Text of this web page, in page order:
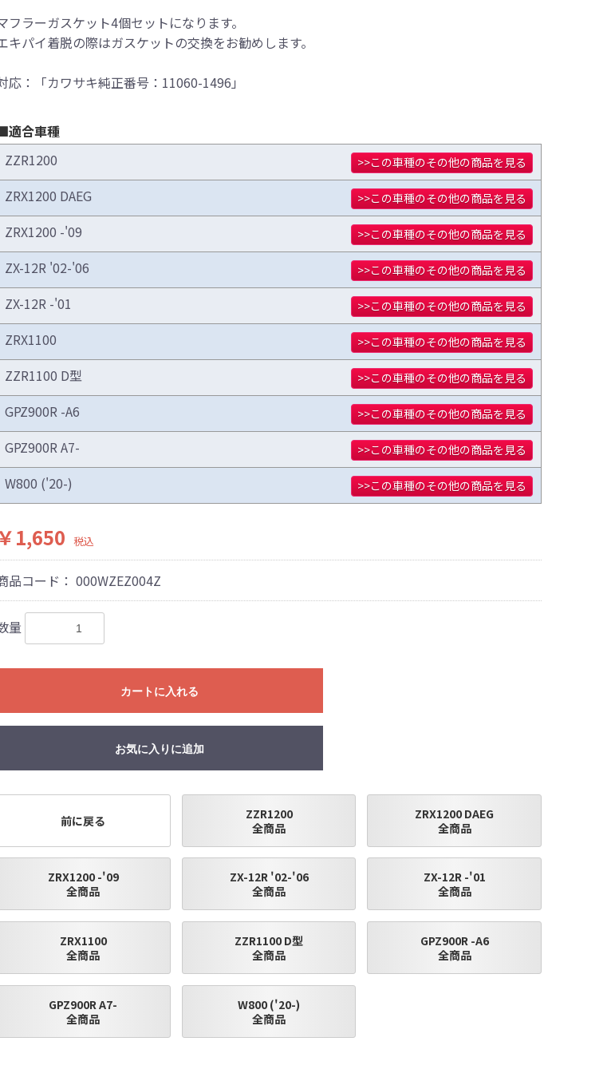
フラーガスケット4個セットになります。
キパイ着脱の際はガスケットの交換をお勧めします。
応：「カワサキ純正番号：11060-1496」
適合車種
ZZR1200
>>この車種のその他の商品を見る
ZRX1200 DAEG >>この車種のその他の商品を見る
ZRX1200 -'09 >>この車種のその他の商品を見る
ZX-12R '02-'06 >>この車種のその他の商品を見る
ZX-12R -'01 >>この車種のその他の商品を見る
ZRX1100 >>この車種のその他の商品を見る
ZZR1100 D型 >>この車種のその他の商品を見る
GPZ900R -A6 >>この車種のその他の商品を見る
GPZ900R A7- >>この車種のその他の商品を見る
W800 ('20-) >>この車種のその他の商品を見る
1,650 税込
品コード： 000WZEZ004Z
量
カートに入れる
お気に入りに追加
前に戻る
ZZR1200
全商品
ZRX1200 DAEG
全商品
ZRX1200 -'09
全商品
ZX-12R '02-'06
全商品
ZX-12R -'01
全商品
ZRX1100
全商品
ZZR1100 D型
全商品
GPZ900R -A6
全商品
GPZ900R A7-
全商品
W800 ('20-)
全商品
ジをわかりやすくするために一般車両に装着した写真を使用
るスポーツ走行ならびにレース使用を目的としており公道
るわけではございません。
発行する競技規則を確認の上、お客様ご自身の判断により装着
・経験を有した整備士が、指定のサービスマニュアル、指定の
さい。
た全ての事故、故障に対し保険、保証等は一切無く、商品の返
、あらかじめご了承ください。
ありますのでご了承願います。